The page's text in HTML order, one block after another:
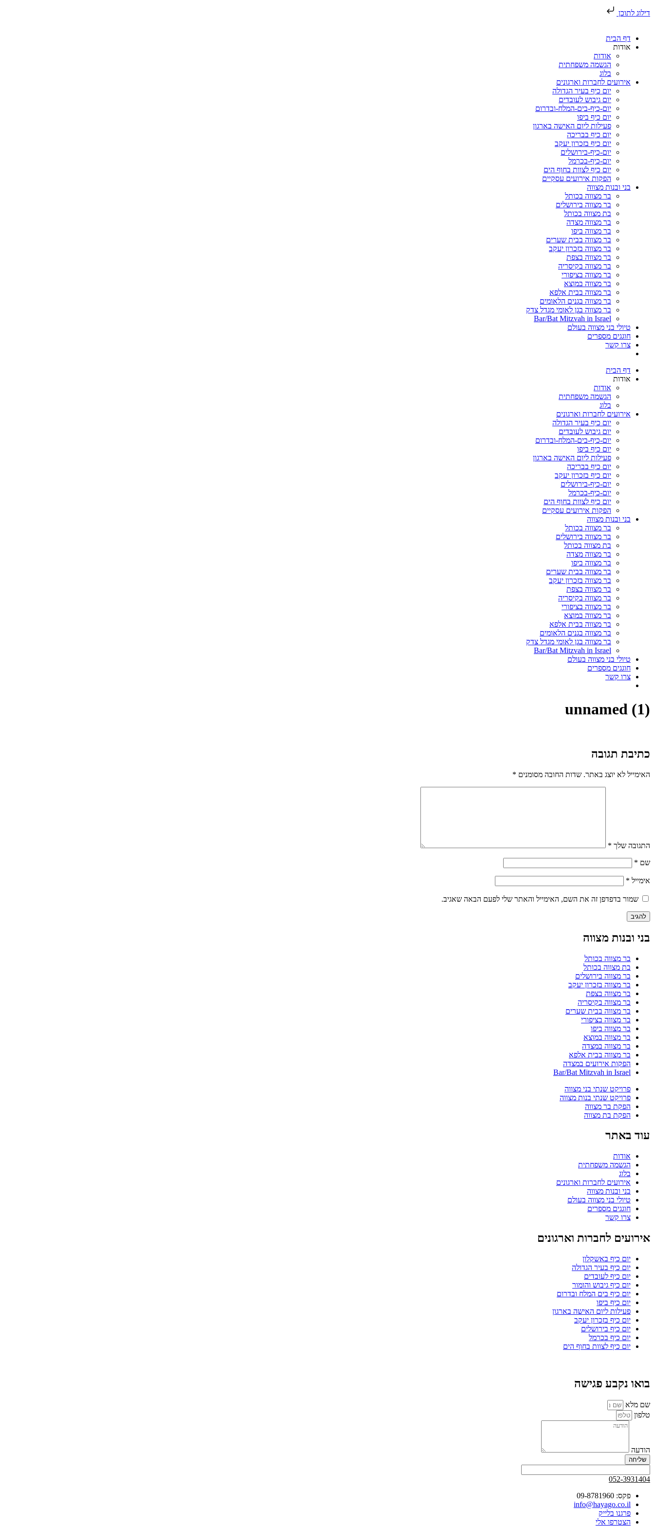
דילוג לתוכן
דף הבית
אודות
אודות
הגשמה משפחתית
בלוג
אירועים לחברות וארגונים
יום כיף בעיר הגדולה
יום גיבוש לעובדים
יום-כיף-בים-המלח-ובדרום
יום כיף ביפו
פעילות ליום האישה בארגון
יום כיף בבריכה
יום כיף בזכרון יעקב
יום-כיף-בירושלים
יום-כיף-בכרמל
יום כיף לצוות בחוף הים
הפקות אירועים עסקיים
בני ובנות מצווה
בר מצווה בכותל
בר מצווה בירושלים
בת מצווה בכותל
בר מצווה מצדה
בר מצווה ביפו
בר מצווה בבית שערים
בר מצווה בזכרון יעקב
בר מצווה בצפת
בר מצווה בקיסריה
בר מצווה בציפורי
בר מצווה במוצא
בר מצווה בבית אלפא
בר מצווה בגנים הלאומים
בר מצווה בגן לאומי מגדל צדק
Bar/Bat Mitzvah in Israel
טיולי בני מצווה בעולם
חוגגים מספרים
צרו קשר
דף הבית
אודות
אודות
הגשמה משפחתית
בלוג
אירועים לחברות וארגונים
יום כיף בעיר הגדולה
יום גיבוש לעובדים
יום-כיף-בים-המלח-ובדרום
יום כיף ביפו
פעילות ליום האישה בארגון
יום כיף בבריכה
יום כיף בזכרון יעקב
יום-כיף-בירושלים
יום-כיף-בכרמל
יום כיף לצוות בחוף הים
הפקות אירועים עסקיים
בני ובנות מצווה
בר מצווה בכותל
בר מצווה בירושלים
בת מצווה בכותל
בר מצווה מצדה
בר מצווה ביפו
בר מצווה בבית שערים
בר מצווה בזכרון יעקב
בר מצווה בצפת
בר מצווה בקיסריה
בר מצווה בציפורי
בר מצווה במוצא
בר מצווה בבית אלפא
בר מצווה בגנים הלאומים
בר מצווה בגן לאומי מגדל צדק
Bar/Bat Mitzvah in Israel
טיולי בני מצווה בעולם
חוגגים מספרים
צרו קשר
unnamed (1)
כתיבת תגובה
האימייל לא יוצג באתר. שדות החובה מסומנים *
התגובה שלך *
שם *
אימייל *
שמור בדפדפן זה את השם, האימייל והאתר שלי לפעם הבאה שאגיב.
בני ובנות מצווה
בר מצווה בכותל
בת מצווה בכותל
בר מצווה בירושלים
בר מצווה בזכרון יעקב
בר מצווה בצפת
בר מצווה בקיסריה
בר מצווה בבית שערים
בר מצווה בציפורי
בר מצווה ביפו
בר מצווה במוצא
בר מצווה במצדה
בר מצווה בבית אלפא
הפקות אירועים במצדה
Bar/Bat Mitzvah in Israel
פרויקט שנתי בני מצווה
פרויקט שנתי בנות מצווה
הפקת בר מצווה
הפקת בת מצווה
עוד באתר
אודות
הגשמה משפחתית
בלוג
אירועים לחברות וארגונים
בני ובנות מצווה
טיולי בני מצווה בעולם
חוגגים מספרים
צרו קשר
אירועים לחברות וארגונים
יום כיף באשקלון
יום כיף בעיר הגדולה
יום כיף לעובדים
יום כיף גיבוש והומור
יום כיף בים המלח ובדרום
יום כיף ביפו
פעילות ליום האישה בארגון
יום כיף בזכרון יעקב
יום כיף בירושלים
יום כיף בכרמל
יום כיף לצוות בחוף הים
בואו נקבע פגישה
שם מלא
טלפון
הודעה
שליחה
052-3931404
פקס: 09-8781960
info@hayago.co.il
פרגנו בלייק
הצטרפו אלי